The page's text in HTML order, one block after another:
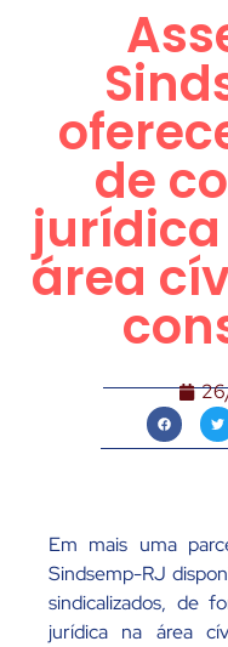
de
área
Em mais uma
Sindsemp-RJ
sindicalizados, de
jurídica na área